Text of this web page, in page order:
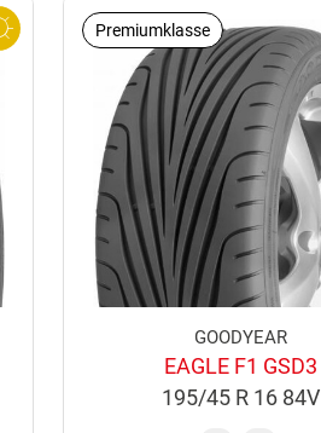
Premiumklasse
GOODYEAR
EAGLE F1 GSD3
195/45 R 16 84V